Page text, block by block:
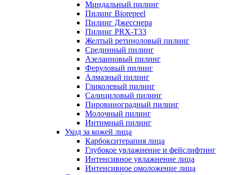
Миндальный пилинг
Пилинг Biorepeel
Пилинг Джесснера
Пилинг PRX-T33
Желтый ретиноловый пилинг
Срединный пилинг
Азелаиновый пилинг
Феруловый пилинг
Алмазный пилинг
Гликолевый пилинг
Салициловый пилинг
Пировиноградный пилинг
Молочный пилинг
Интимный пилинг
Уход за кожей лица
Карбокситерапия лица
Глубокое увлажнение и фейслифтинг
Интенсивное увлажнение лица
Интенсивное омоложение лица